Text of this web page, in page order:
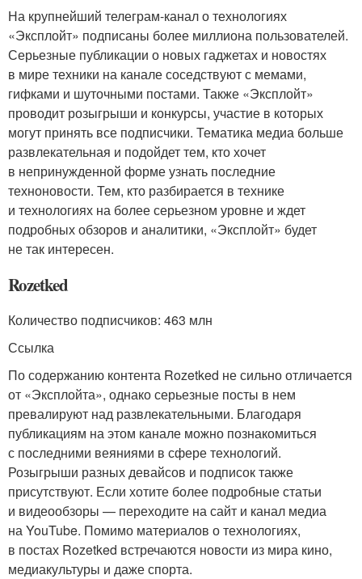
На крупнейший телеграм-канал о технологиях
«Эксплойт» подписаны более миллиона пользователей.
Серьезные публикации о новых гаджетах и новостях
в мире техники на канале соседствуют с мемами,
гифками и шуточными постами. Также «Эксплойт»
проводит розыгрыши и конкурсы, участие в которых
могут принять все подписчики. Тематика медиа больше
развлекательная и подойдет тем, кто хочет
в непринужденной форме узнать последние
техноновости. Тем, кто разбирается в технике
и технологиях на более серьезном уровне и ждет
подробных обзоров и аналитики, «Эксплойт» будет
не так интересен.
Rozetked
Количество подписчиков: 463 млн
Ссылка
По содержанию контента Rozetked не сильно отличается
от «Эксплойта», однако серьезные посты в нем
превалируют над развлекательными. Благодаря
публикациям на этом канале можно познакомиться
с последними веяниями в сфере технологий.
Розыгрыши разных девайсов и подписок также
присутствуют. Если хотите более подробные статьи
и видеообзоры — переходите на сайт и канал медиа
на YouTube. Помимо материалов о технологиях,
в постах Rozetked встречаются новости из мира кино,
медиакультуры и даже спорта.